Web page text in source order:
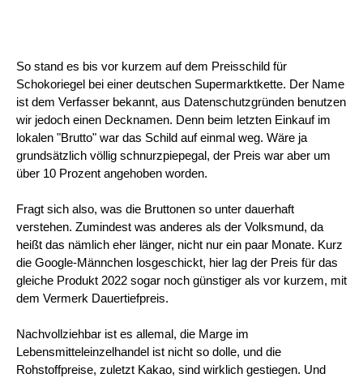
So stand es bis vor kurzem auf dem Preisschild für
Schokoriegel bei einer deutschen Supermarktkette. Der Name
ist dem Verfasser bekannt, aus Datenschutzgründen benutzen
wir jedoch einen Decknamen. Denn beim letzten Einkauf im
lokalen "Brutto" war das Schild auf einmal weg. Wäre ja
grundsätzlich völlig schnurzpiepegal, der Preis war aber um
über 10 Prozent angehoben worden.
Fragt sich also, was die Bruttonen so unter dauerhaft
verstehen. Zumindest was anderes als der Volksmund, da
heißt das nämlich eher länger, nicht nur ein paar Monate. Kurz
die Google-Männchen losgeschickt, hier lag der Preis für das
gleiche Produkt 2022 sogar noch günstiger als vor kurzem, mit
dem Vermerk Dauertiefpreis.
Nachvollziehbar ist es allemal, die Marge im
Lebensmitteleinzelhandel ist nicht so dolle, und die
Rohstoffpreise, zuletzt Kakao, sind wirklich gestiegen. Und